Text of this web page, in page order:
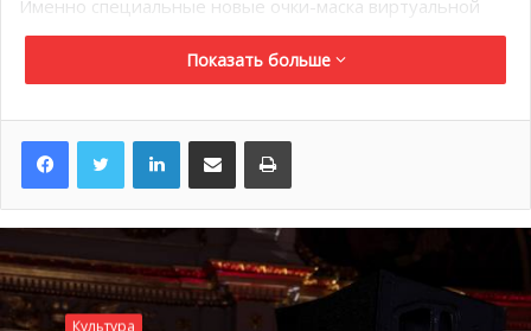
Именно специальные новые очки-маска виртуальной
реальности позволяют вам полностью окунуться в
морскую среду и познакомиться с ее флорой и фауной.
Показать больше
LinkedInПоделиться по электронной почте Распечатать
Культура